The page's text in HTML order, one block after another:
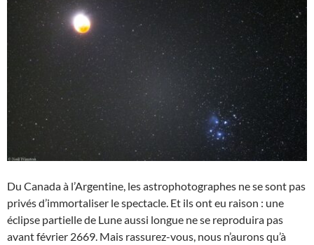
Du Canada à l’Argentine, les astrophotographes ne se sont pas
privés d’immortaliser le spectacle. Et ils ont eu raison : une
éclipse partielle de Lune aussi longue ne se reproduira pas
avant février 2669. Mais rassurez-vous, nous n’aurons qu’à